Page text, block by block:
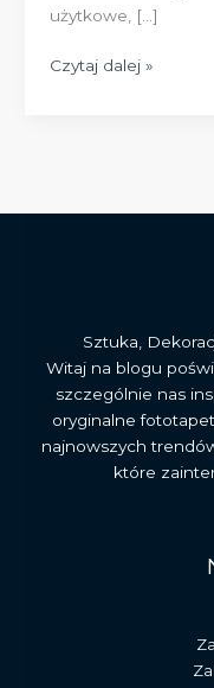
użytkowe, […]
Wykorzystanie
Czytaj dalej »
Sztuka,
Witaj na blogu
szczególnie nas
oryginalne
najnowszych
które